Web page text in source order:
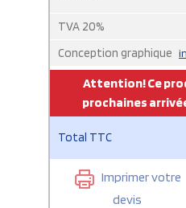
TVA 20%
Conception graphique
Attention! Ce
prochaines
Total TTC
Imprimer votre
devis